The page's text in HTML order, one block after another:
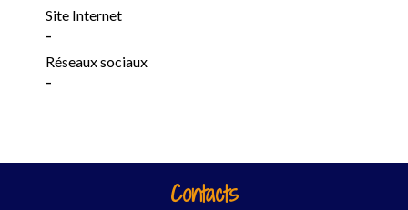
Site Internet
-
Réseaux sociaux
-
Contacts